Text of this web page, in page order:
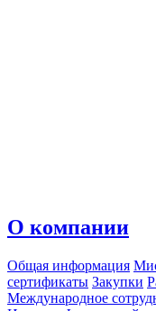
О компании
Общая информация
сертификаты Закупки
Международное